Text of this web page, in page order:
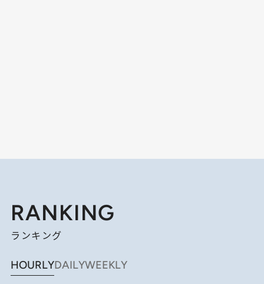
RANKING
ランキング
HOURLYDAILYWEEKLY